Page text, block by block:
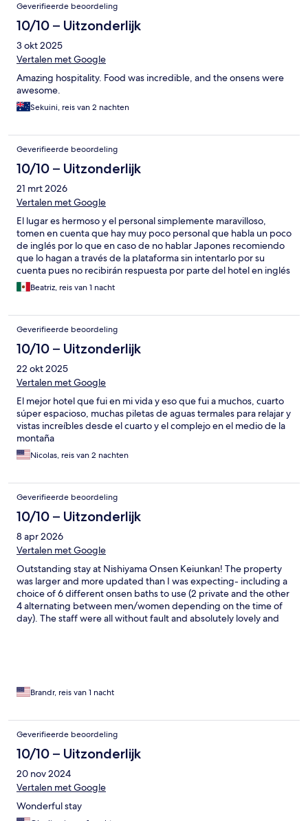
Geverifieerde beoordeling
10/10 – Uitzonderlijk
3 okt 2025
Vertalen met Google
Amazing hospitality. Food was incredible, and the onsens were
awesome.
Sekuini, reis van 2 nachten
Geverifieerde beoordeling
10/10 – Uitzonderlijk
21 mrt 2026
Vertalen met Google
El lugar es hermoso y el personal simplemente maravilloso,
tomen en cuenta que hay muy poco personal que habla un poco
de inglés por lo que en caso de no hablar Japones recomiendo
que lo hagan a través de la plataforma sin intentarlo por su
cuenta pues no recibirán respuesta por parte del hotel en inglés
hasta no estar en las instalaciones del mismo, ya una vez que
estás ahí la atención es todo un apapacho como experiencia y
hospedarse ahí.
Beatriz, reis van 1 nacht
Geverifieerde beoordeling
10/10 – Uitzonderlijk
22 okt 2025
Vertalen met Google
El mejor hotel que fui en mi vida y eso que fui a muchos, cuarto
súper espacioso, muchas piletas de aguas termales para relajar y
vistas increíbles desde el cuarto y el complejo en el medio de la
montaña
Nicolas, reis van 2 nachten
Geverifieerde beoordeling
10/10 – Uitzonderlijk
8 apr 2026
Vertalen met Google
Outstanding stay at Nishiyama Onsen Keiunkan! The property
was larger and more updated than I was expecting- including a
choice of 6 different onsen baths to use (2 private and the other
4 alternating between men/women depending on the time of
day). The staff were all without fault and absolutely lovely and
the opportunity to stay at this 1300+ year old property.
Brandr, reis van 1 nacht
Geverifieerde beoordeling
10/10 – Uitzonderlijk
20 nov 2024
Vertalen met Google
Wonderful stay